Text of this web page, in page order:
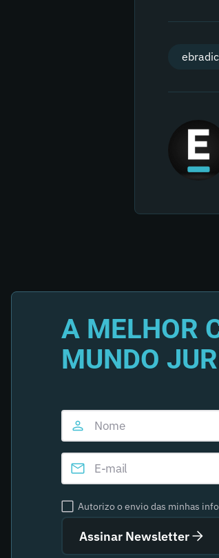
A MELHOR
MUNDO
Autorizo o envio das minhas
Assinar Newsletter